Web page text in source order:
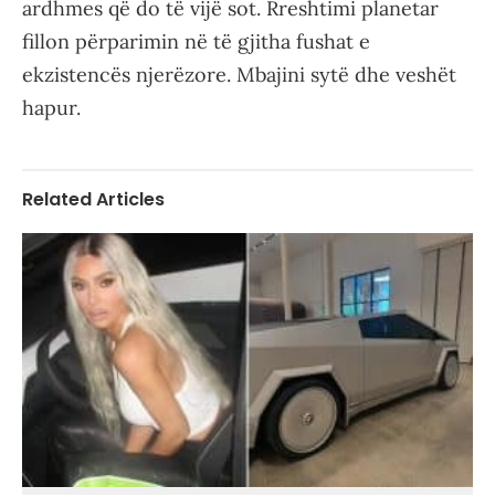
ardhmes që do të vijë sot. Rreshtimi planetar
fillon përparimin në të gjitha fushat e
ekzistencës njerëzore. Mbajini sytë dhe veshët
hapur.
Related Articles